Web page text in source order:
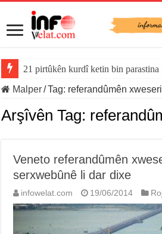
21 pirtûkên kurdî ketin bin
Malper/Tag: referandûmên
Arşîvên Tag:
Veneto referandûmên
serxwebûnê li dar dixe
infowelat.com 19/06/2014